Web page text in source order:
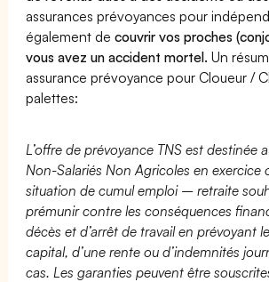
assurances prévoyances pour
également decouvrir vos proches
vous avez un accident mortel. Un
assurance prévoyance pour Cloueur /
palettes:
L’offre de prévoyance TNS est destinée
Non-Salariés Non Agricoles en exercice
situation de cumul emploi – retraite
prémunir contre les conséquences
décès et d’arrêt de travail en prévoyant
capital, d’une rente ou d’indemnités
cas. Les garanties peuvent être